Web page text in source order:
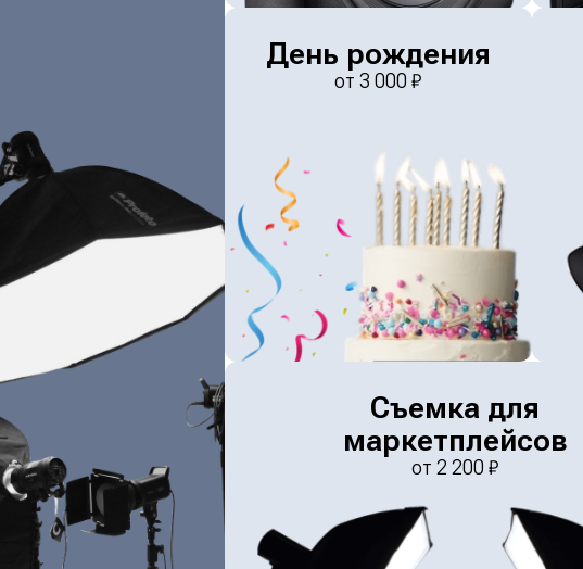
День рождения
от3 000 ₽
Съемка для
маркетплейсов
от 2 200 ₽